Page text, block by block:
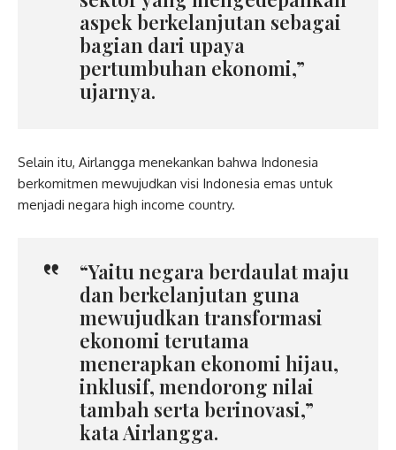
aspek berkelanjutan sebagai
bagian dari upaya
pertumbuhan ekonomi,”
ujarnya.
Selain itu, Airlangga menekankan bahwa Indonesia
berkomitmen mewujudkan visi Indonesia emas untuk
menjadi negara high income country.
“Yaitu negara berdaulat maju
dan berkelanjutan guna
mewujudkan transformasi
ekonomi terutama
menerapkan ekonomi hijau,
inklusif, mendorong nilai
tambah serta berinovasi,”
kata Airlangga.